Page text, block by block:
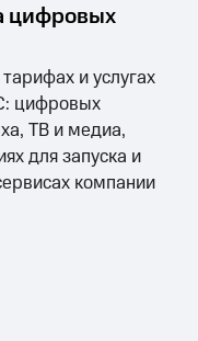
цифровых
и услугах
цифровых
ТВ и медиа,
для запуска и
компании